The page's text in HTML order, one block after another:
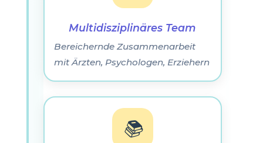
Multidisziplinäres Team
Bereichernde Zusammenarbeit
mit Ärzten, Psychologen, Erziehern
📚